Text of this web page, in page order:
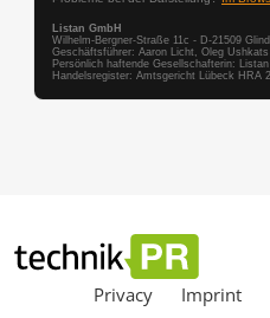
Privacy Imprint